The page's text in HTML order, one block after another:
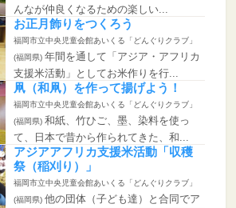
んなが仲良くなるための楽しい...
お正月飾りをつくろう
福岡市立中央児童会館あいくる「どんぐりクラブ」
(福岡県) 年間を通して「アジア・アフリカ
支援米活動」としてお米作りを行...
凧（和凧）を作って揚げよう！
福岡市立中央児童会館あいくる「どんぐりクラブ」
(福岡県) 和紙、竹ひご、墨、染料を使っ
て、日本で昔から作られてきた、和...
アジアアフリカ支援米活動「収穫
祭（稲刈り）」
福岡市立中央児童会館あいくる「どんぐりクラブ」
(福岡県) 他の団体（子ども達）と合同でア